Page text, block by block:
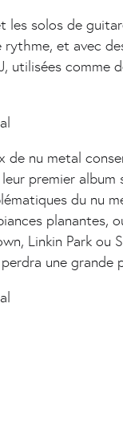
les solos de
et avec
utilisées comme
de nu metal
premier album
du nu
planantes,
Linkin Park ou
une grande